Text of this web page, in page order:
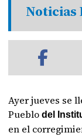
Noticias
Ayer jueves se
Pueblodel
en el